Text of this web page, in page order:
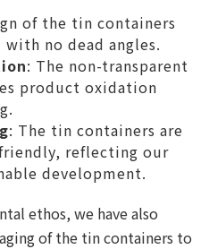
of the tin containers
no dead angles.
: The non-transparent
product oxidation
: The tin containers are
reflecting our
development.
ethos, we have also
of the tin containers to